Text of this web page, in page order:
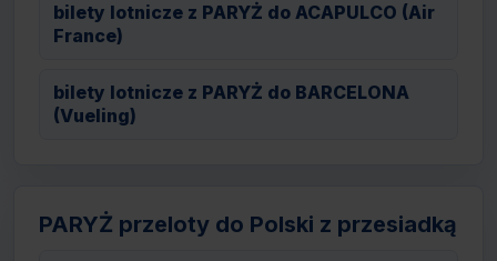
bilety lotnicze z PARYŻ do ACAPULCO (Air
France)
bilety lotnicze z PARYŻ do BARCELONA
(Vueling)
PARYŻ przeloty do Polski z przesiadką